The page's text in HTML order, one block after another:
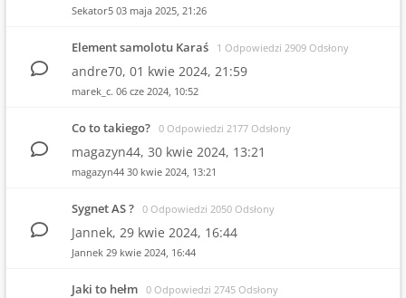
Sekator5 03 maja 2025, 21:26
Element samolotu Karaś 1 Odpowiedzi 2909 Odsłony
andre70, 01 kwie 2024, 21:59
marek_c. 06 cze 2024, 10:52
Co to takiego? 0 Odpowiedzi 2177 Odsłony
magazyn44, 30 kwie 2024, 13:21
magazyn44 30 kwie 2024, 13:21
Sygnet AS ? 0 Odpowiedzi 2050 Odsłony
Jannek, 29 kwie 2024, 16:44
Jannek 29 kwie 2024, 16:44
Jaki to hełm 0 Odpowiedzi 2745 Odsłony